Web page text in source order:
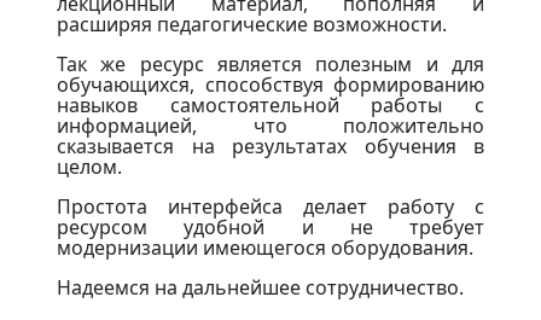
расширяя педагогические возможности.
Так же ресурс является полезным и для
обучающихся, способствуя формированию
навыков самостоятельной работы с
информацией, что положительно
сказывается на результатах обучения в
целом.
Простота интерфейса делает работу с
ресурсом удобной и не требует
модернизации имеющегося оборудования.
Надеемся на дальнейшее сотрудничество.